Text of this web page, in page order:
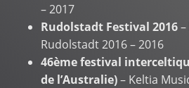
– 2017
Rudolstadt Festival 2016–
Rudolstadt 2016 – 2016
46ème festival
de l’Australie)– Keltia